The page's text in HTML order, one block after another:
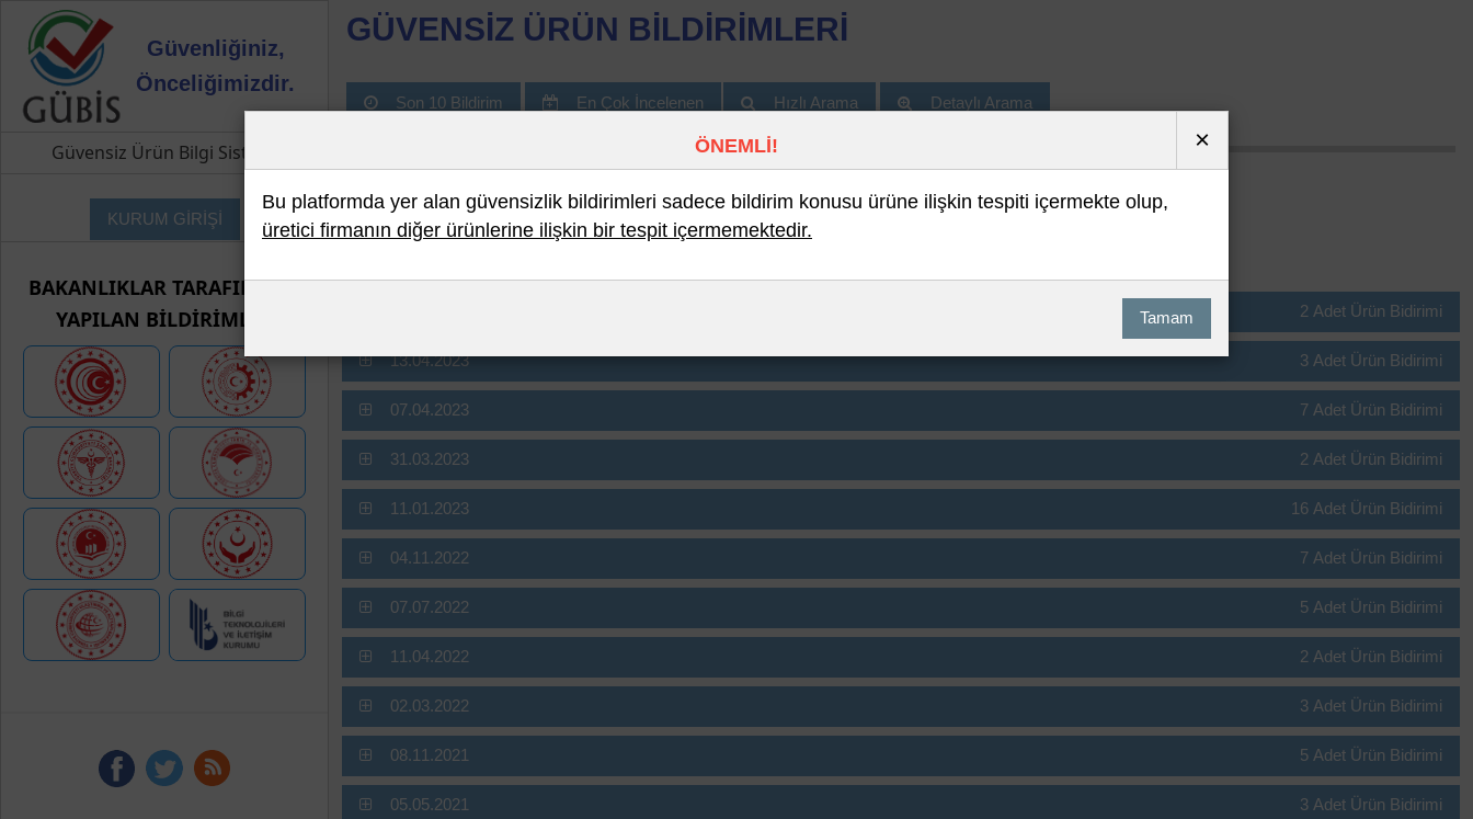
Güvenliğiniz,
Önceliğimizdir.
Güvensiz Ürün Bilgi Sistemi
KURUM GİRİŞİ
BAKANLIKLAR TARAFINDAN
YAPILAN BİLDİRİMLER
GÜVENSİZ ÜRÜN BİLDİRİMLERİ
Son 10 Bildirim En Çok İncelenen Hızlı Arama Detaylı Arama
SAĞLIK BAKANLIĞI GÜVENSİZ ÜRÜN BİLDİRİMLERİ
2 Adet Ürün Bidirimi
13.04.2023 3 Adet Ürün Bidirimi
07.04.2023 7 Adet Ürün Bidirimi
31.03.2023 2 Adet Ürün Bidirimi
11.01.2023 16 Adet Ürün Bidirimi
04.11.2022 7 Adet Ürün Bidirimi
07.07.2022 5 Adet Ürün Bidirimi
11.04.2022 2 Adet Ürün Bidirimi
02.03.2022 3 Adet Ürün Bidirimi
08.11.2021 5 Adet Ürün Bidirimi
05.05.2021 3 Adet Ürün Bidirimi
ÖNEMLİ! ×
Bu platformda yer alan güvensizlik bildirimleri sadece bildirim konusu ürüne ilişkin tespiti içermekte olup,
üretici firmanın diğer ürünlerine ilişkin bir tespit içermemektedir.
Tamam